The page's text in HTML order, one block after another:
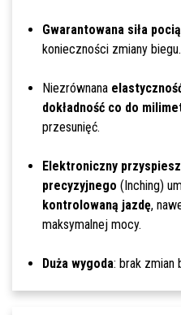
Gwarantowana siła
konieczności zmiany biegu.
Niezrównana
dokładność co do
przesunięć.
Elektroniczny
precyzyjnego (Inching)
kontrolowaną jazdę,
maksymalnej mocy.
Duża wygoda: brak zmian